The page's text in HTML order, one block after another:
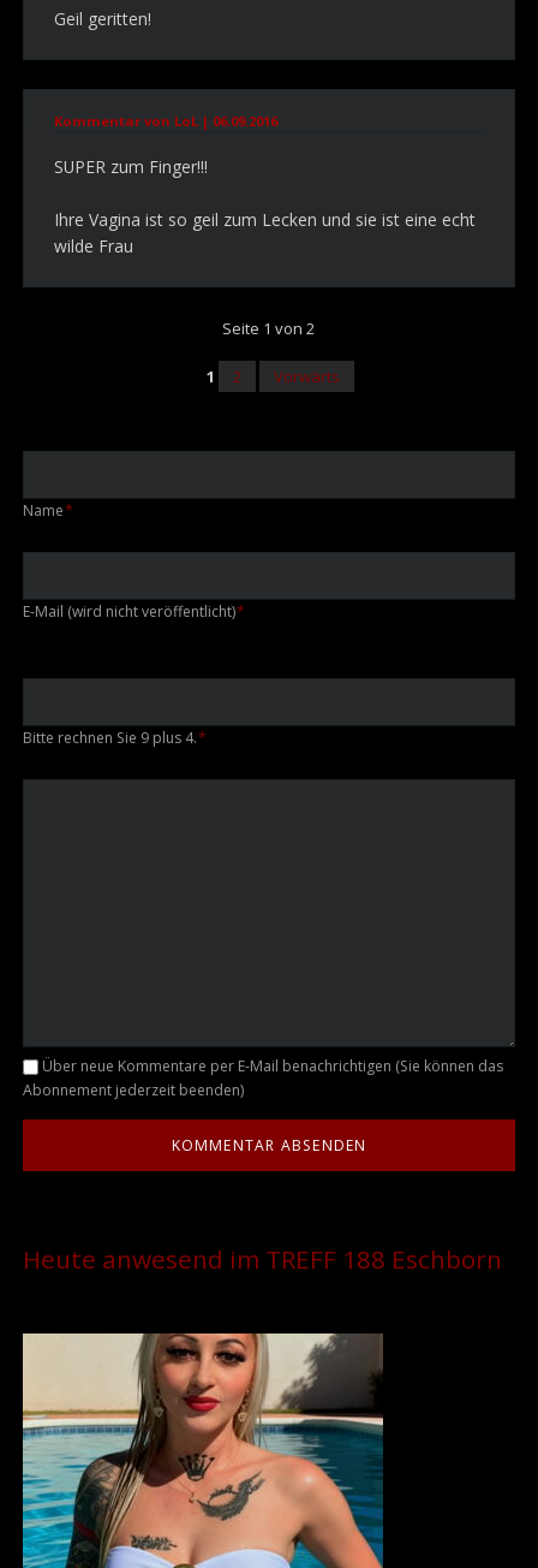
Geil geritten!
Kommentar von LoL | 06.09.2016
SUPER zum Finger!!!
Ihre Vagina ist so geil zum Lecken und sie ist eine echt
wilde Frau
Seite 1 von 2
1 2 Vorwärts
Pflichtfeld
Name*
Pflichtfeld
E-Mail (wird nicht veröffentlicht)*
Bitte rechnen Sie 9 plus 4.*
Kommentar
Über neue Kommentare per E-Mail benachrichtigen (Sie können das
Abonnement jederzeit beenden)
Heute anwesend im TREFF 188 Eschborn